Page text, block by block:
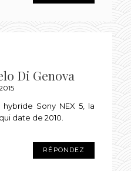
Di Genova
hybride Sony NEX 5, la
date de 2010.
RÉPONDEZ